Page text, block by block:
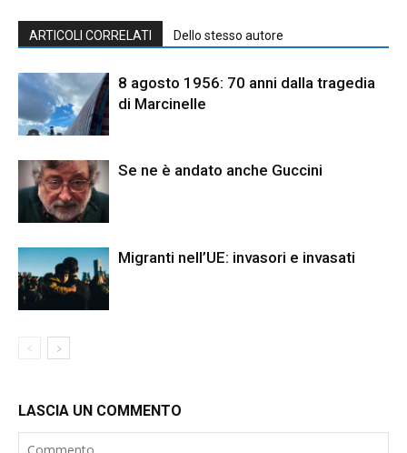
ARTICOLI CORRELATI Dello stesso autore
8 agosto 1956: 70 anni dalla tragedia
di Marcinelle
Se ne è andato anche Guccini
Migranti nell’UE: invasori e invasati
LASCIA UN COMMENTO